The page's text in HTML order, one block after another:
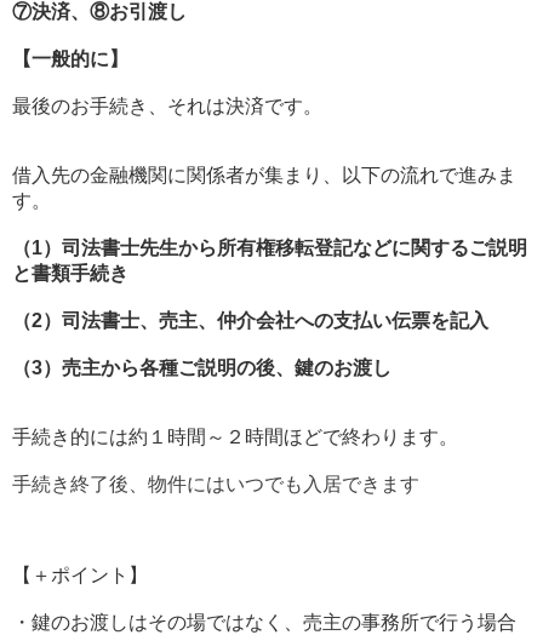
⑦決済、⑧お引渡し
【一般的に】
最後のお手続き、それは決済です。
借入先の金融機関に関係者が集まり、以下の流れで進みま
す。
（1）司法書士先生から所有権移転登記などに関するご説明
と書類手続き
（2）司法書士、売主、仲介会社への支払い伝票を記入
（3）売主から各種ご説明の後、鍵のお渡し
手続き的には約１時間～２時間ほどで終わります。
手続き終了後、物件にはいつでも入居できます
【＋ポイント】
・鍵のお渡しはその場ではなく、売主の事務所で行う場合